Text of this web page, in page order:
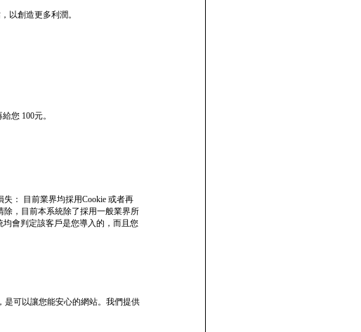
以創造更多利潤。
您 100元。
： 目前業界均採用Cookie 或者再
除，目前本系統除了採用一般業界所
會判定該客戶是您導入的，而且您
是可以讓您能安心的網站。我們提供